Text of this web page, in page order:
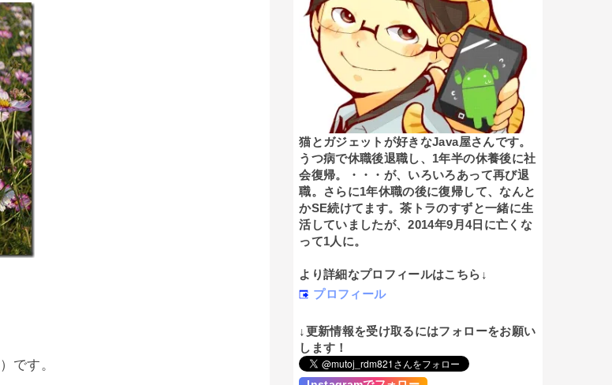
）です。
猫とガジェットが好きなJava屋さんです。
うつ病で休職後退職し、1年半の休養後に社
会復帰。・・・が、いろいろあって再び退
職。さらに1年休職の後に復帰して、なんと
かSE続けてます。茶トラのすずと一緒に生
活していましたが、2014年9月4日に亡くな
って1人に。
より詳細なプロフィールはこちら↓
プロフィール
↓更新情報を受け取るにはフォローをお願い
します！